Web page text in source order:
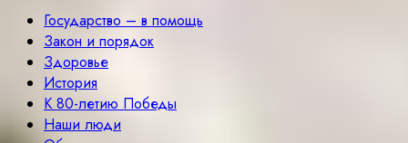
Государство – в помощь
Закон и порядок
Здоровье
История
К 80-летию Победы
Наши люди